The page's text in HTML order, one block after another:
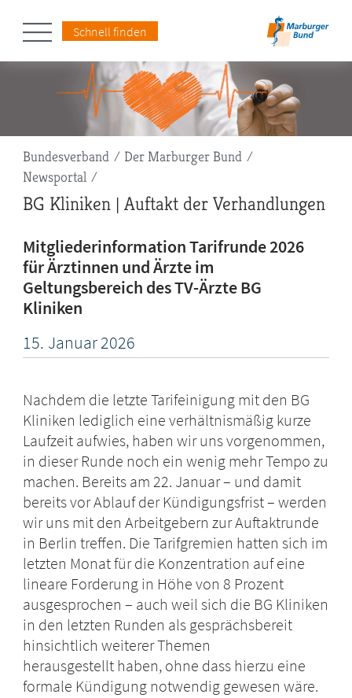
Schnell finden
Pfadnavigation
Bundesverband
Der Marburger Bund
Newsportal
BG Kliniken | Auftakt der Verhandlungen
Mitgliederinformation Tarifrunde 2026
für Ärztinnen und Ärzte im
Geltungsbereich des TV-Ärzte BG
Kliniken
15. Januar2026
Nachdem die letzte Tarifeinigung mit den BG
Kliniken lediglich eine verhältnismäßig kurze
Laufzeit aufwies, haben wir uns vorgenommen,
in dieser Runde noch ein wenig mehr Tempo zu
machen. Bereits am 22. Januar – und damit
bereits vor Ablauf der Kündigungsfrist – werden
wir uns mit den Arbeitgebern zur Auftaktrunde
in Berlin treffen. Die Tarifgremien hatten sich im
letzten Monat für die Konzentration auf eine
lineare Forderung in Höhe von 8 Prozent
ausgesprochen – auch weil sich die BG Kliniken
in den letzten Runden als gesprächsbereit
hinsichtlich weiterer Themen
herausgestellt haben, ohne dass hierzu eine
formale Kündigung notwendig gewesen wäre.